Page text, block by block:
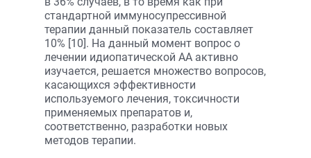
стандартной иммуносупрессивной
терапии данный показатель составляет
10% [10]. На данный момент вопрос о
лечении идиопатической АА активно
изучается, решается множество вопросов,
касающихся эффективности
используемого лечения, токсичности
применяемых препаратов и,
соответственно, разработки новых
методов терапии.